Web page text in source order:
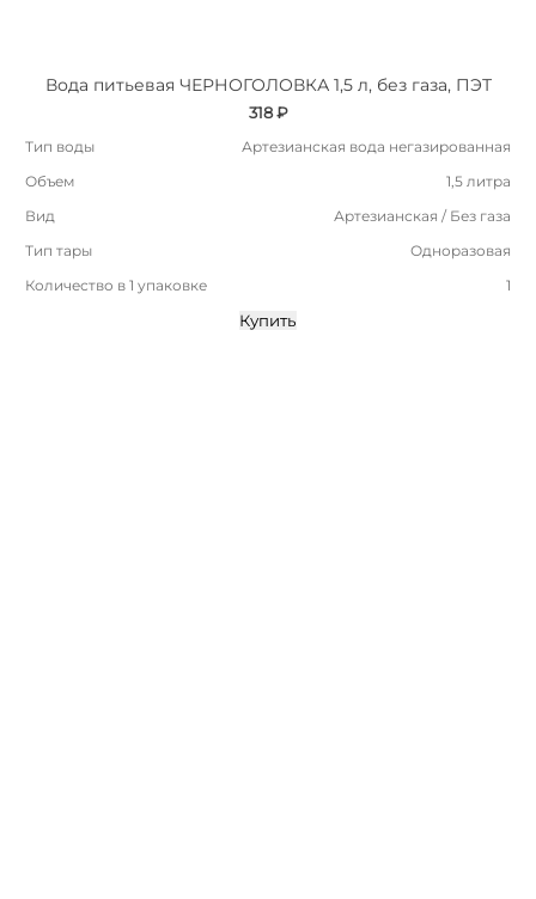
Вода питьевая ЧЕРНОГОЛОВКА 1,5 л, без газа, ПЭТ
318 ₽
Тип воды
Артезианская вода негазированная
Объем
1,5 литра
Вид
Артезианская / Без газа
Тип тары
Одноразовая
Количество в 1 упаковке
1
Купить